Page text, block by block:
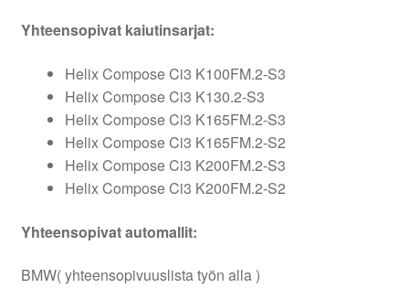
Yhteensopivat kaiutinsarjat:
Helix Compose Ci3 K100FM.2-S3
Helix Compose Ci3 K130.2-S3
Helix Compose Ci3 K165FM.2-S3
Helix Compose Ci3 K165FM.2-S2
Helix Compose Ci3 K200FM.2-S3
Helix Compose Ci3 K200FM.2-S2
Yhteensopivat automallit:
BMW( yhteensopivuuslista työn alla )